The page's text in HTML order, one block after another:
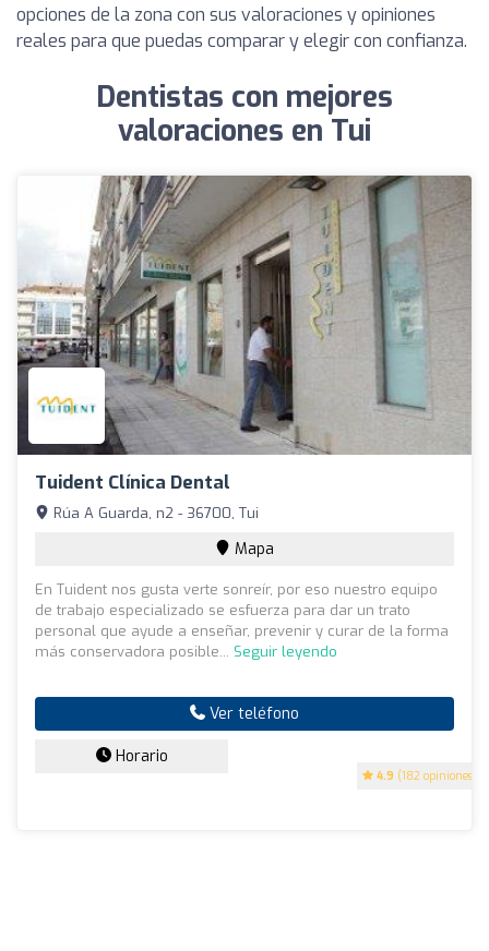
opciones de la zona con sus valoraciones y opiniones
reales para que puedas comparar y elegir con confianza.
Dentistas con mejores
valoraciones en Tui
Tuident Clínica Dental
4.9 (182 opiniones)
Rúa A Guarda, n2 - 36700, Tui
Mapa
En Tuident nos gusta verte sonreír, por eso nuestro equipo
de trabajo especializado se esfuerza para dar un trato
personal que ayude a enseñar, prevenir y curar de la forma
más conservadora posible... Seguir leyendo
Ver teléfono
Horario